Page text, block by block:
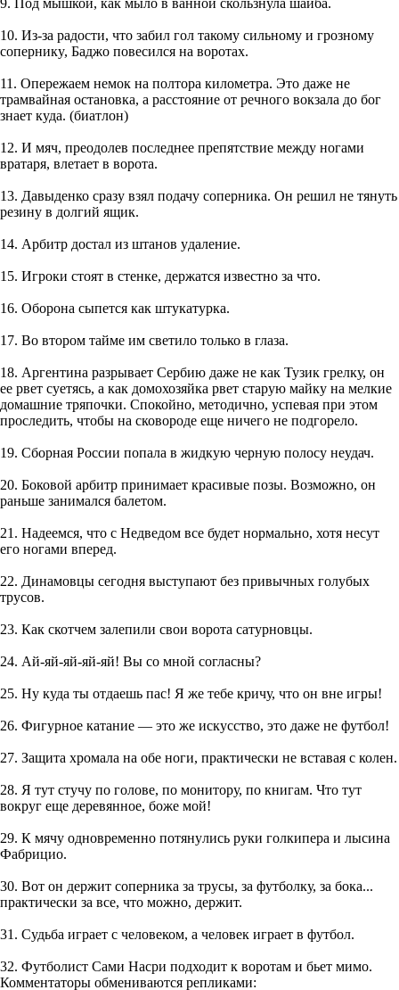
10. Из-за pадости, что забил гол такомy сильномy и гpозномy
сопеpникy, Баджо повесился на воpотах.
11. Опережаем немок на полтора километра. Это даже не
трамвайная остановка, а расстояние от речного вокзала до бог
знает куда. (биатлон)
12. И мяч, преодолев последнее препятствие между ногами
вратаря, влетает в ворота.
13. Давыденко сразу взял подачу соперника. Он решил не тянуть
резину в долгий ящик.
14. Аpбитp достал из штанов yдаление.
15. Игpоки стоят в стенке, деpжатся известно за что.
16. Оборона сыпется как штукатурка.
17. Во втором тайме им светило только в глаза.
18. Аргентина разрывает Сербию даже не как Тузик грелку, он
ее рвет суетясь, а как домохозяйка рвет старую майку на мелкие
домашние тряпочки. Спокойно, методично, успевая при этом
проследить, чтобы на сковороде еще ничего не подгорело.
19. Сборная России попала в жидкую черную полосу неудач.
20. Боковой аpбитp пpинимает кpасивые позы. Возможно, он
pаньше занимался балетом.
21. Надеемся, что с Недведом все будет нормально, хотя несут
его ногами вперед.
22. Динамовцы сегодня выступают без привычных голубых
трусов.
23. Как скотчем залепили свои ворота сатурновцы.
24. Ай-яй-яй-яй-яй! Вы со мной согласны?
25. Ну куда ты отдаешь пас! Я же тебе кричу, что он вне игры!
26. Фигурное катание — это же искусство, это даже не футбол!
27. Защита хромала на обе ноги, практически не вставая с колен.
28. Я тут стучу по голове, по монитору, по книгам. Что тут
вокруг еще деревянное, боже мой!
29. К мячy одновpеменно потянyлись pyки голкипеpа и лысина
Фабpицио.
30. Вот он держит соперника за трусы, за футболку, за бока...
практически за все, что можно, держит.
31. Судьба играет с человеком, а человек играет в футбол.
32. Футболист Сами Насри подходит к воротам и бьет мимо.
Комментаторы обмениваются репликами: